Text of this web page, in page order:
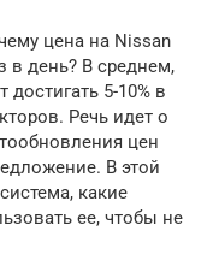
цена на Nissan
в день? В среднем,
5-10% в
Речь идет о
цен
В этой
какие
ее, чтобы не